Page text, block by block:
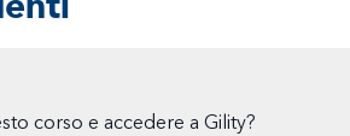
corso e accedere a Gility?